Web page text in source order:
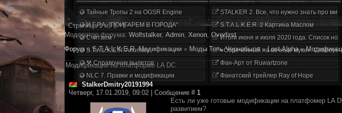
Тайные Тропы 2 на OGSR Engine
И.Г.Р.А. "ПОИГАРЕМ В ГОРОДА"
Считаем
S.T.A.L.K.E.R. Anomaly
⚒ Справочник вылетов
NLC 7. Правки и модификации
STALKER 2. Все, что нужно знать про
S.T.A.L.K.E.R. 2 Картина Маслом
Итоги июня и июля 2020 года. Список
«Обречённый на вечные муки».
Фан-Арт от Ruwartzone
Фанатский трейлер Ray of Hope
Страница1из1
1
Модератор форума: Wolfstalker, Аdmin, Xenon, Overfirst
Форум » S.T.A.L.K.E.R. Модификации » Моды Тень Чернобыля » Lost Alpha »
Модификации на платформе LA DC
StalkerDmitry20191994
Четверг, 17.01.2019, 09:02 | Сообщение # 1
Есть ли уже готовые модификации на платфомер LA
развитием?